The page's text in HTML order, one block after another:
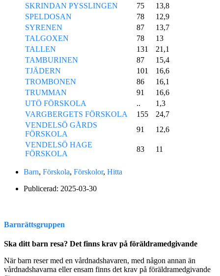
SKRINDAN PYSSLINGEN
75
13,8
SPELDOSAN
78
12,9
SYRENEN
87
13,7
TALGOXEN
78
13
TALLEN
131
21,1
TAMBURINEN
87
15,4
TJÄDERN
101
16,6
TROMBONEN
86
16,1
TRUMMAN
91
16,6
UTÖ FÖRSKOLA
..
1,3
VARGBERGETS FÖRSKOLA
155
24,7
VENDELSÖ GÅRDS
FÖRSKOLA
91
12,6
VENDELSÖ HAGE
FÖRSKOLA
83 11
Barn, Förskola, Förskolor, Hitta
Publicerad: 2025-03-30
Barnrättsgruppen
Ska ditt barn resa? Det finns krav på föräldramedgivande
När barn reser med en vårdnadshavaren, med någon annan än
vårdnadshavarna eller ensam finns det krav på föräldramedgivande